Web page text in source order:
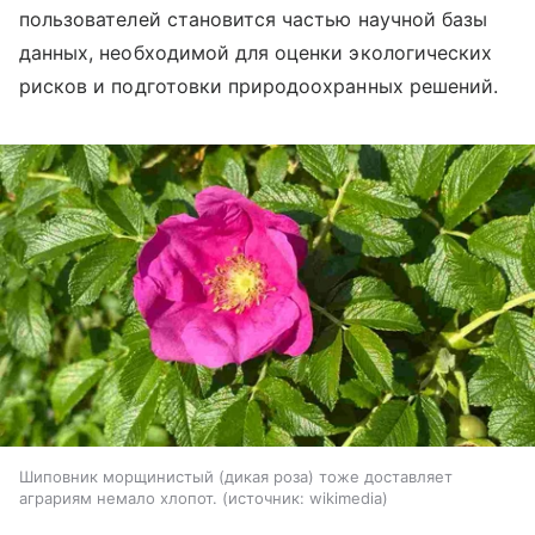
пользователей становится частью научной базы
данных, необходимой для оценки экологических
рисков и подготовки природоохранных решений.
Шиповник морщинистый (дикая роза) тоже доставляет
аграриям немало хлопот.
источник: wikimedia